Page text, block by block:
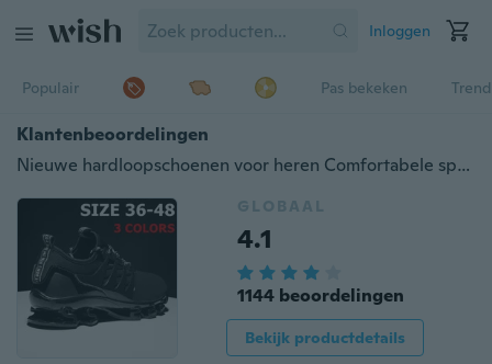
Inloggen
Populair Pas bekeken
Klantenbeoordelingen
Nieuwe hardloopschoenen voor heren Comfortabele sportschoenen Heren Atletiek Demping voor buiten Sneakers Sneakers
GLOBAAL
4.1
1144 beoordelingen
Bekijk productdetails